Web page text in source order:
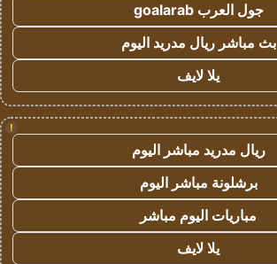
جول العرب goalarab
بث مباشر ريال مدريد اليوم
يلا لايف
!
ريال مدريد مباشر اليوم
برشلونة مباشر اليوم
مباريات اليوم مباشر
يلا لايف